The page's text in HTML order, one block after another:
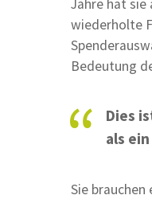
Jahre hat sie
wiederholte
Bedeutung
Dies
als
Sie